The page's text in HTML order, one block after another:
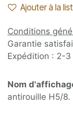
Ajouter à la
Conditions
Garantie
Expédition : 2-
Nom
antirouille H5/8.